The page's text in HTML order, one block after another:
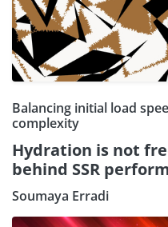
Balancing initial load
complexity
Hydration is not
behind SSR
Soumaya Erradi